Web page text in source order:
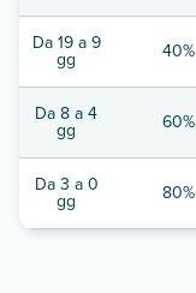
Da 19 a 9
gg 40%
Da 8 a 4
gg 60%
Da 3 a 0
gg 80%